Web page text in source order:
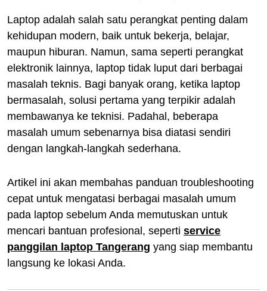
Laptop adalah salah satu perangkat penting dalam
kehidupan modern, baik untuk bekerja, belajar,
maupun hiburan. Namun, sama seperti perangkat
elektronik lainnya, laptop tidak luput dari berbagai
masalah teknis. Bagi banyak orang, ketika laptop
bermasalah, solusi pertama yang terpikir adalah
membawanya ke teknisi. Padahal, beberapa
masalah umum sebenarnya bisa diatasi sendiri
dengan langkah-langkah sederhana.
Artikel ini akan membahas panduan troubleshooting
cepat untuk mengatasi berbagai masalah umum
pada laptop sebelum Anda memutuskan untuk
mencari bantuan profesional, seperti service
panggilan laptop Tangerang yang siap membantu
langsung ke lokasi Anda.